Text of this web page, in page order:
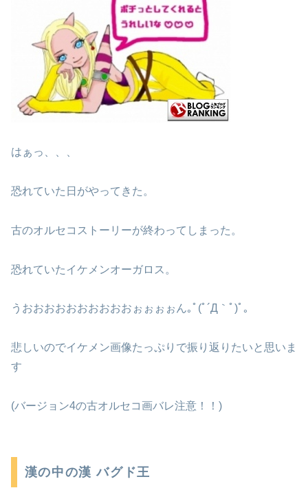
はぁっ、、、
恐れていた日がやってきた。
古のオルセコストーリーが終わってしまった。
恐れていたイケメンオーガロス。
うおおおおおおおおおおぉぉぉぉん｡ﾟ(ﾟ´Д｀ﾟ)ﾟ｡
悲しいのでイケメン画像たっぷりで振り返りたいと思いま
す
(バージョン4の古オルセコ画バレ注意！！)
漢の中の漢 バグド王